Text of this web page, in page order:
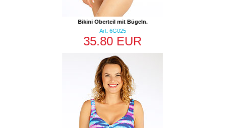
Bikini Oberteil mit Bügeln.
Art: 6G025
35.80 EUR